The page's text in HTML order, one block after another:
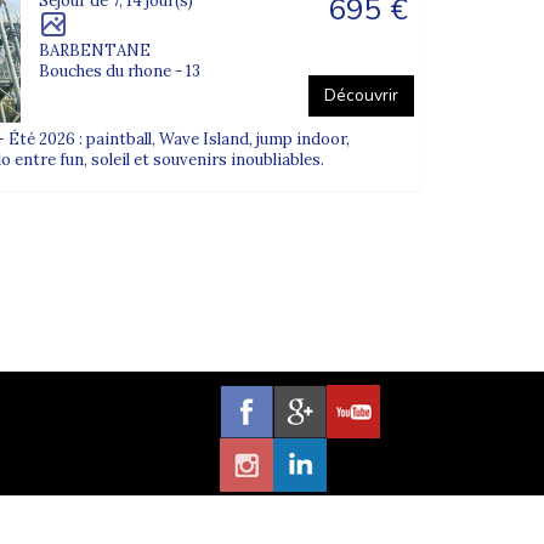
collective et bénéficier du cadre proposé,
équipes sont formées pour adapter les
BARBENTANE
Bouches du rhone - 13
695 €
Découvrir
2026 : paintball, Wave Island, jump indoor,
entre fun, soleil et souvenirs inoubliables.